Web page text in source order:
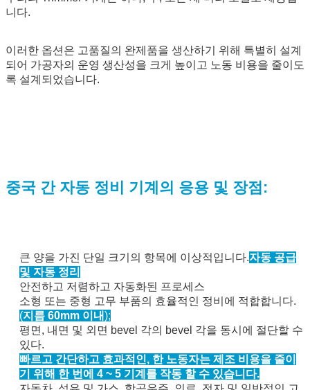
니다.
이러한 옵션은 고품질의 완제품을 생산하기 위해 특별히 설계
되어 가공자의 운영 생산성을 크게 높이고 노동 비용을 줄이도
록 설계되었습니다.
중국 간 자동 정비 기계의 응용 및 장점:
큰 양을 가진 단일 크기의 항목에 이상적입니다.자동 공급
및 자동 정리
안전하고 저렴하고 자동화된 프로세스
소형 또는 중형 고무 부품의 효율적인 정비에 적합합니다.
(지름 60mm 이내 );
평면, 내면 및 외면 bevel 각의 bevel 각을 동시에 절단할 수
있다.
빠르고 간단하고 효과적인, 한 노동자는 제조 비용을 줄이
기 위해 한 번에 4 ~ 5 기계를 작동 할 수 있습니다.